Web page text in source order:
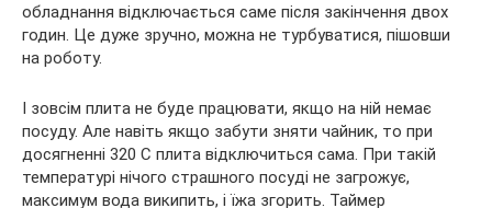
обладнання відключається саме після закінчення двох
годин. Це дуже зручно, можна не турбуватися, пішовши
на роботу.
І зовсім плита не буде працювати, якщо на ній немає
посуду. Але навіть якщо забути зняти чайник, то при
досягненні 320 С плита відключиться сама. При такій
температурі нічого страшного посуді не загрожує,
максимум вода википить, і їжа згорить. Таймер